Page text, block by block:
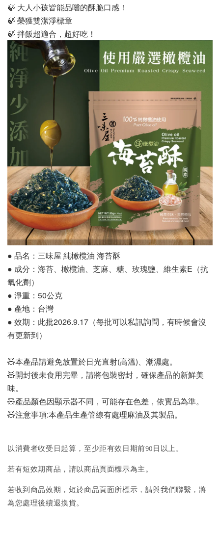
🍃 大人小孩皆能品嚐的酥脆口感！
🍃 榮獲雙潔淨標章
🍃 拌飯超適合，超好吃！
● 品名：三味屋 純橄欖油 海苔酥
● 成分：海苔、橄欖油、芝麻、糖、玫瑰鹽、維生素E（抗
氧化劑）
● 淨重：50公克
● 產地：台灣
● 效期：此批2026.9.17（每批可以私訊詢問，有時候會沒
有更新到）
🧸本產品請避免放置於日光直射(高溫)、潮濕處。
🧸開封後未食用完畢，請將包裝密封，確保產品的新鮮美
味。
🧸產品顏色因顯示器不同，可能存在色差，依實品為準。
🧸注意事項:本產品生產管線有處理麻油及其製品。
以消費者收受日起算，至少距有效日期前90日以上。
若有短效期商品，請以商品頁面標示為主。
若收到商品效期，短於商品頁面所標示，請與我們聯繫，將
為您處理後續退換貨。